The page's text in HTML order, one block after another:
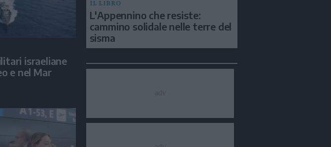
israeliane
e nel Mar
IL LIBRO
L'Appennino che resiste:
cammino solidale nelle terre del
sisma